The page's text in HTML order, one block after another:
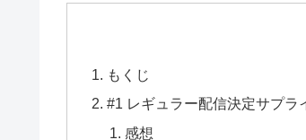
もくじ
#1 レギュラー配信決定サプラ
感想